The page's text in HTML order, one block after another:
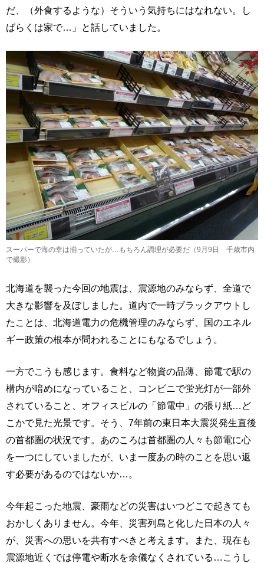
だ、（外食するような）そういう気持ちにはなれない。し
ばらくは家で…」と話していました。
スーパーで海の幸は揃っていたが…もちろん調理が必要だ（9月9日 千歳市内
で撮影）
北海道を襲った今回の地震は、震源地のみならず、全道で
大きな影響を及ぼしました。道内で一時ブラックアウトし
たことは、北海道電力の危機管理のみならず、国のエネル
ギー政策の根本が問われることにもなるでしょう。
一方でこうも感じます。食料など物資の品薄、節電で駅の
構内が暗めになっていること、コンビニで蛍光灯が一部外
されていること、オフィスビルの「節電中」の張り紙…ど
こかで見た光景です。そう、7年前の東日本大震災発生直後
の首都圏の状況です。あのころは首都圏の人々も節電に心
を一つにしていましたが、いま一度あの時のことを思い返
す必要があるのではないか…。
今年起こった地震、豪雨などの災害はいつどこで起きても
おかしくありません。今年、災害列島と化した日本の人々
が、災害への思いを共有すべきと考えます。また、現在も
震源地近くでは停電や断水を余儀なくされている…こうし